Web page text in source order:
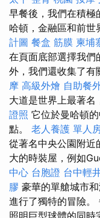
早餐後，我們在積極
哈頓，金融區和前世
計圖 餐盒 筋膜 柬埔
在頁面底部選擇我們
外，我們還收集了有
摩 高級外燴 自助餐
大道是世界上最著名
證照 它位於曼哈頓
點。 老人養護 單人
從著名中央公園附近
大的時裝屋，例如
中心 台胞證 台中輕
膠 豪華的單艙城市
進行了獨特的冒險。
照明巨型球體的同時